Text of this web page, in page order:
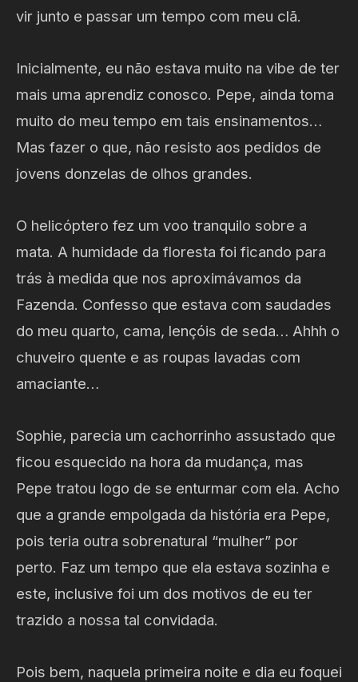
vir junto e passar um tempo com meu clã.
Inicialmente, eu não estava muito na vibe de ter
mais uma aprendiz conosco. Pepe, ainda toma
muito do meu tempo em tais ensinamentos…
Mas fazer o que, não resisto aos pedidos de
jovens donzelas de olhos grandes.
O helicóptero fez um voo tranquilo sobre a
mata. A humidade da floresta foi ficando para
trás à medida que nos aproximávamos da
Fazenda. Confesso que estava com saudades
do meu quarto, cama, lençóis de seda… Ahhh o
chuveiro quente e as roupas lavadas com
amaciante…
Sophie, parecia um cachorrinho assustado que
ficou esquecido na hora da mudança, mas
Pepe tratou logo de se enturmar com ela. Acho
que a grande empolgada da história era Pepe,
pois teria outra sobrenatural “mulher” por
perto. Faz um tempo que ela estava sozinha e
este, inclusive foi um dos motivos de eu ter
trazido a nossa tal convidada.
Pois bem, naquela primeira noite e dia eu foquei